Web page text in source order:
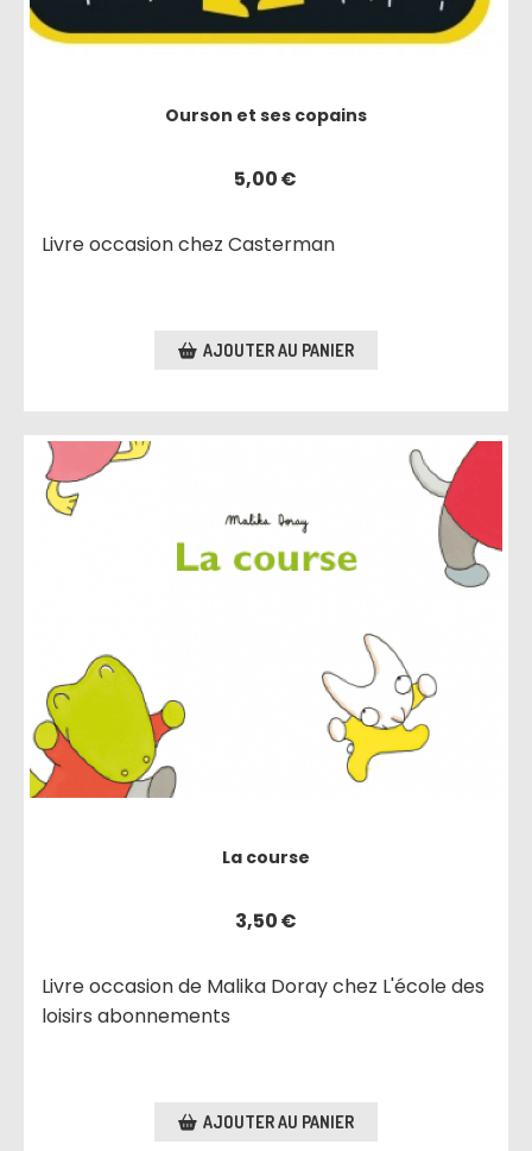
Ourson et ses copains
5,00€
Livre occasion chez Casterman
AJOUTER AU PANIER
La course
3,50€
Livre occasion de Malika Doray chez L'école des
loisirs abonnements
AJOUTER AU PANIER